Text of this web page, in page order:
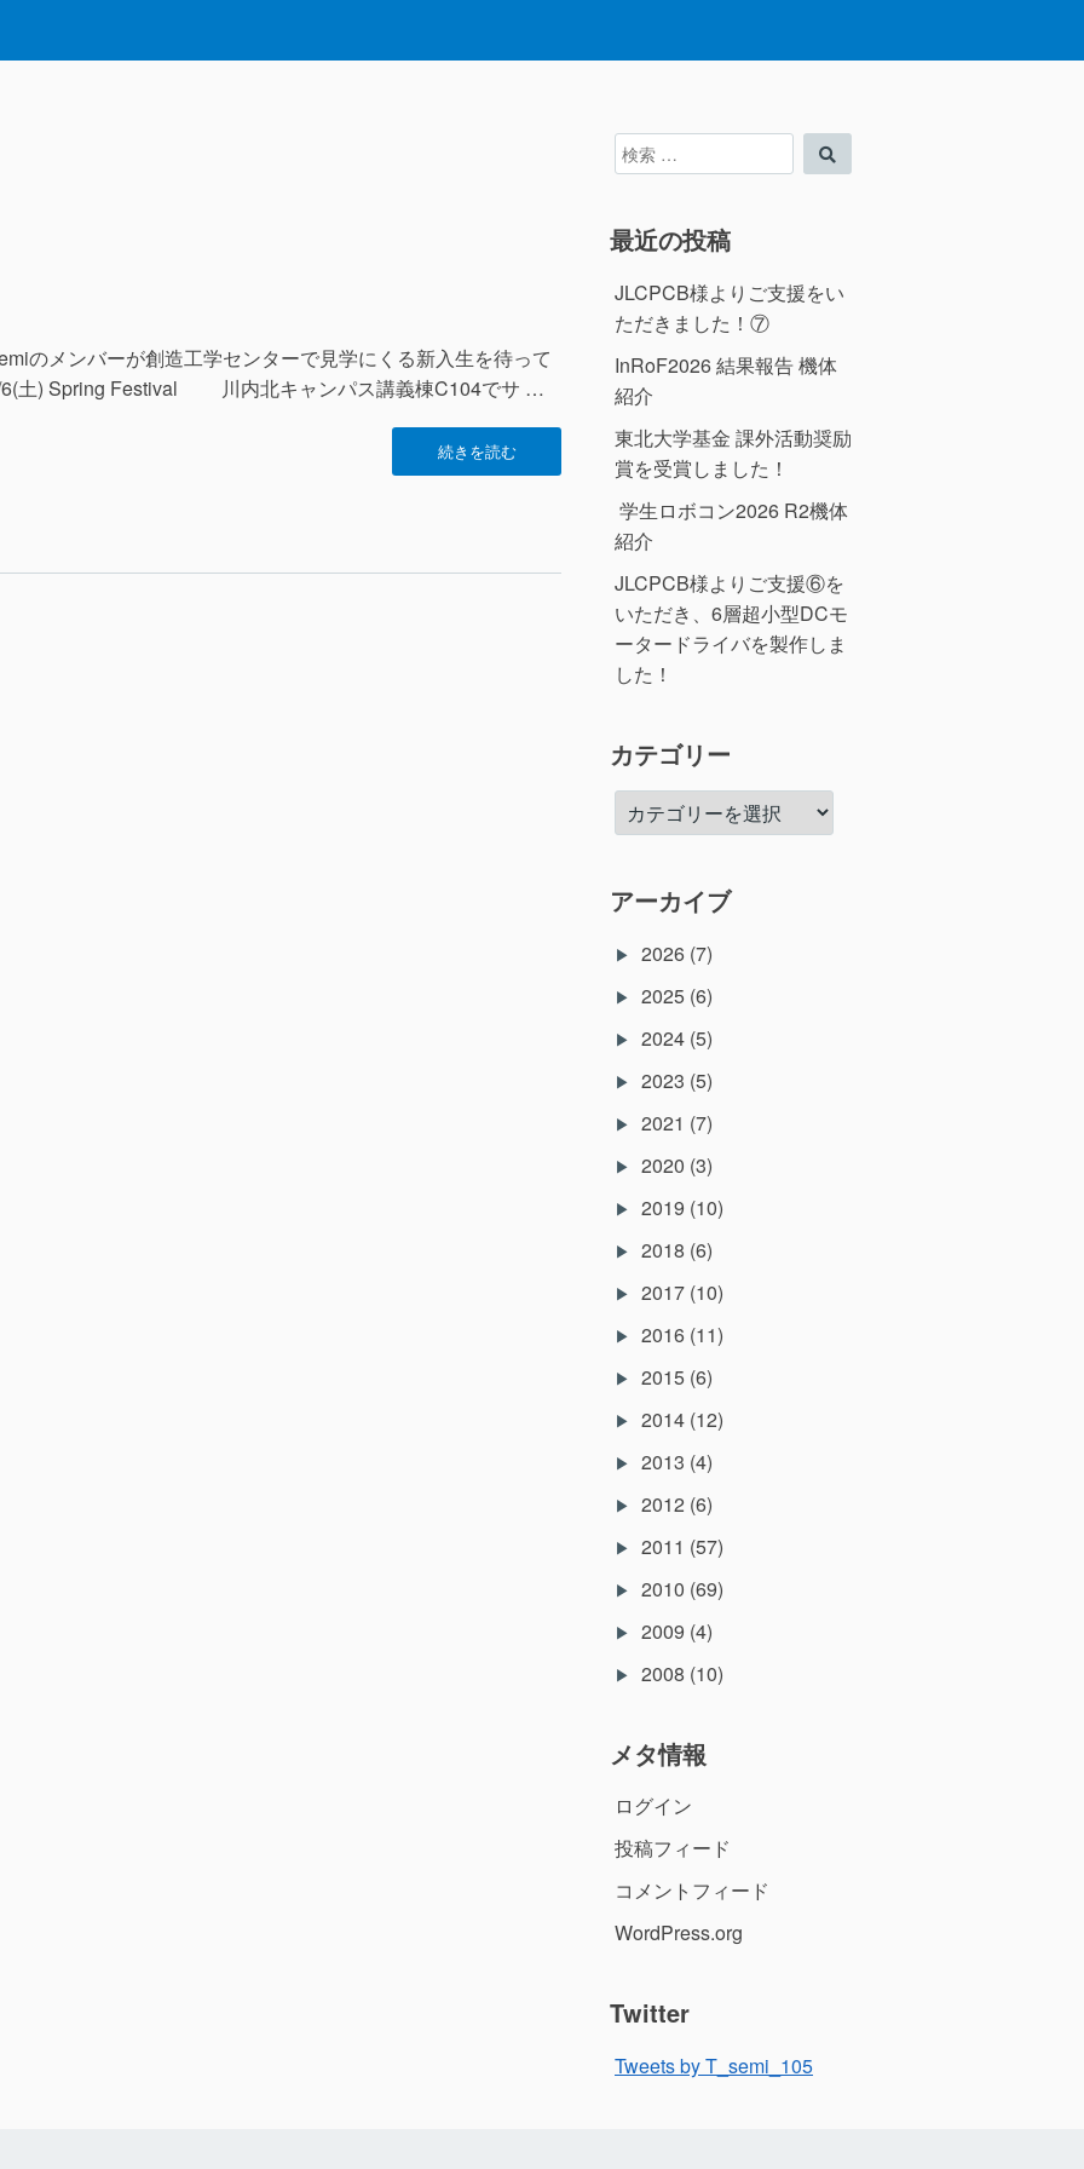
メンバーが創造工学センターで見学にくる新入生を待って
6(土) Spring Festival 川内北キャンパス講義棟C104でサ …
“新
歓
続きを読む
検
索
索
最近の投稿
JLCPCB様よりご支援をい
ただきました！⑦
InRoF2026 結果報告 機体
紹介
東北大学基金 課外活動奨励
賞を受賞しました！
学生ロボコン2026 R2機体
紹介
JLCPCB様よりご支援⑥を
いただき、6層超小型DCモ
ータードライバを製作しま
した！
カテゴリー
テ
ー
アーカイブ
2026 (7)
2025 (6)
2024 (5)
2023 (5)
2021 (7)
2020 (3)
2019 (10)
2018 (6)
2017 (10)
2016 (11)
2015 (6)
2014 (12)
2013 (4)
2012 (6)
2011 (57)
2010 (69)
2009 (4)
2008 (10)
メタ情報
ログイン
投稿フィード
コメントフィード
WordPress.org
Twitter
Tweets by T_semi_105